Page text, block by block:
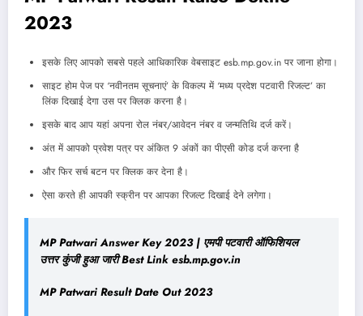
2023
इसके लिए आपको सबसे पहले आधिकारिक वेबसाइट esb.mp.gov.in पर जाना होगा।
साइट होम पेज पर ‘नवीनतम सूचनाएं’ के विकल्प में ‘मध्य प्रदेश पटवारी रिजल्ट’ का
लिंक दिखाई देगा उस पर क्लिक करना है।
इसके बाद आप यहां अपना रोल नंबर/आवेदन नंबर व जन्मतिथि दर्ज करें।
अंत में आपको प्रवेश पत्र पर अंकित 9 अंकों का पीएसी कोड दर्ज करना है
और फिर सर्च बटन पर क्लिक कर देना है।
ऐसा करते ही आपकी स्क्रीन पर आपका रिजल्ट दिखाई देने लगेगा।
MP Patwari Answer Key 2023 | एमपी पटवारी ऑफिशियल
उत्तर कुंजी हुआ जारी Best Link esb.mp.gov.in
MP Patwari Result Date Out 2023